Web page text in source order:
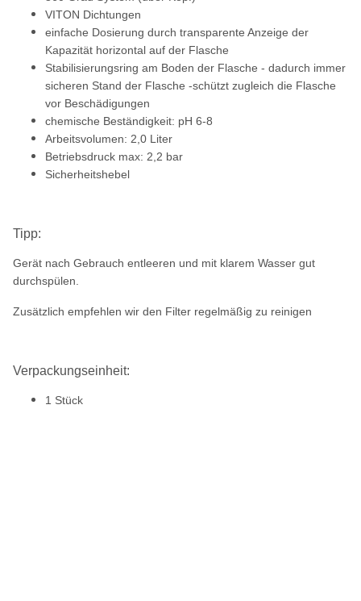
VITON Dichtungen
einfache Dosierung durch transparente Anzeige der
Kapazität horizontal auf der Flasche
Stabilisierungsring am Boden der Flasche - dadurch immer
sicheren Stand der Flasche -schützt zugleich die Flasche
vor Beschädigungen
chemische Beständigkeit: pH 6-8
Arbeitsvolumen: 2,0 Liter
Betriebsdruck max: 2,2 bar
Sicherheitshebel
Tipp:
Gerät nach Gebrauch entleeren und mit klarem Wasser gut
durchspülen.
Zusätzlich empfehlen wir den Filter regelmäßig zu reinigen
Verpackungseinheit:
1 Stück